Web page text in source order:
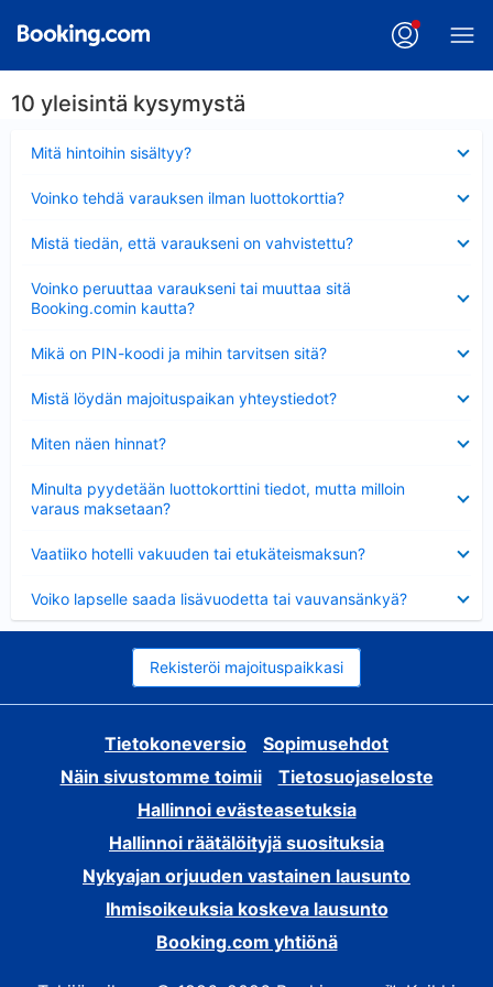
10 yleisintä kysymystä
Mitä hintoihin sisältyy?
Voinko tehdä varauksen ilman luottokorttia?
Mistä tiedän, että varaukseni on vahvistettu?
Voinko peruuttaa varaukseni tai muuttaa sitä
Booking.comin kautta?
Mikä on PIN-koodi ja mihin tarvitsen sitä?
Mistä löydän majoituspaikan yhteystiedot?
Miten näen hinnat?
Minulta pyydetään luottokorttini tiedot, mutta milloin
varaus maksetaan?
Vaatiiko hotelli vakuuden tai etukäteismaksun?
Voiko lapselle saada lisävuodetta tai vauvansänkyä?
Rekisteröi majoituspaikkasi
Tietokoneversio
Sopimusehdot
Näin sivustomme toimii
Tietosuojaseloste
Hallinnoi evästeasetuksia
Hallinnoi räätälöityjä suosituksia
Nykyajan orjuuden vastainen lausunto
Ihmisoikeuksia koskeva lausunto
Booking.com yhtiönä